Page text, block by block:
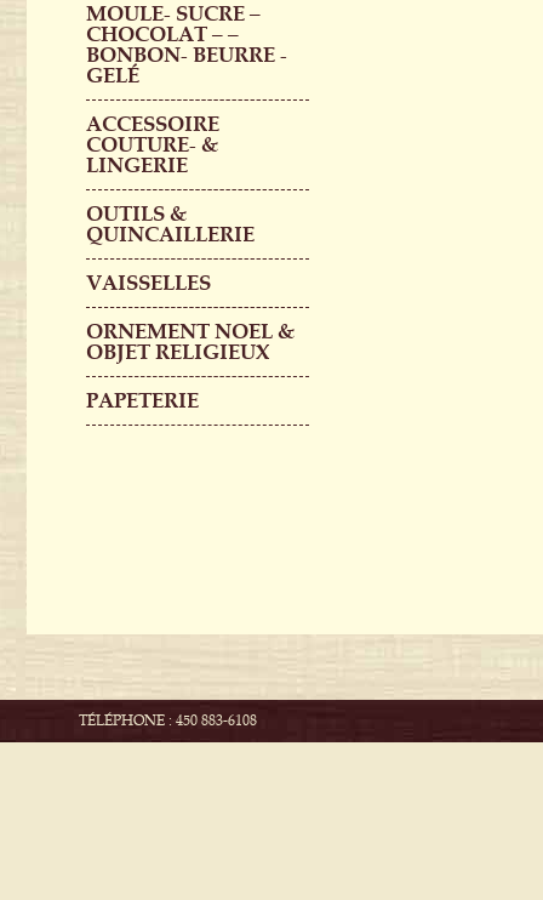
MOULE- SUCRE –
CHOCOLAT – –
BONBON- BEURRE -
GELÉ
ACCESSOIRE
COUTURE- &
LINGERIE
OUTILS &
QUINCAILLERIE
VAISSELLES
ORNEMENT NOEL &
OBJET RELIGIEUX
PAPETERIE
TÉLÉPHONE : 450 883-6108